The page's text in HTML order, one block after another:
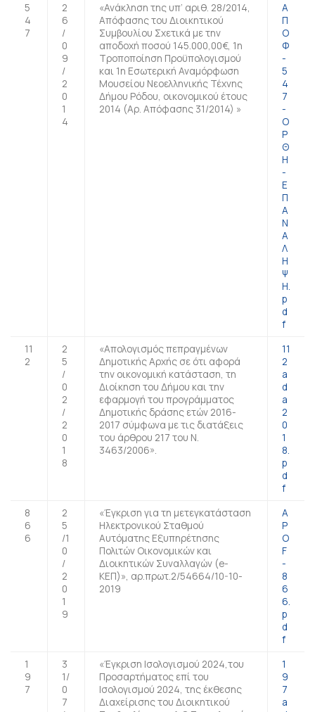
5
4
7
2
6
/
0
9
/
2
0
1
4
«Ανάκληση της υπ’ αριθ. 28/2014,
Απόφασης του Διοικητικού
Συμβουλίου Σχετικά με την
αποδοχή ποσού 145.000,00€, 1η
Τροποποίηση Προϋπολογισμού
και 1η Εσωτερική Αναμόρφωση
Μουσείου Νεοελληνικής Τέχνης
Δήμου Ρόδου, οικονομικού έτους
2014 (Αρ. Απόφασης 31/2014) »
Α
Π
Ο
Φ
-
5
4
7
-
Ο
Ρ
Θ
Η
-
Ε
Π
Α
Ν
Α
Λ
Η
Ψ
Η.
p
d
f
11
2
2
5
/
0
2
/
2
0
1
8
«Απολογισμός πεπραγμένων
Δημοτικής Αρχής σε ότι αφορά
την οικονομική κατάσταση, τη
Διοίκηση του Δήμου και την
εφαρμογή του προγράμματος
Δημοτικής δράσης ετών 2016-
2017 σύμφωνα με τις διατάξεις
του άρθρου 217 του Ν.
3463/2006».
11
2
a
d
a
2
0
1
8.
p
d
f
8
6
6
2
5
/1
0
/
2
0
1
9
«Έγκριση για τη μετεγκατάσταση
Ηλεκτρονικού Σταθμού
Αυτόματης Εξυπηρέτησης
Πολιτών Οικονομικών και
Διοικητικών Συναλλαγών (e-
ΚΕΠ)», αρ.πρωτ.2/54664/10-10-
2019
A
P
O
F
-
8
6
6.
p
d
f
1
9
7
3
1/
0
7
«Έγκριση Ισολογισμού 2024,του
Προσαρτήματος επί του
Ισολογισμού 2024, της έκθεσης
Διαχείρισης του Διοικητικού
1
9
7
a